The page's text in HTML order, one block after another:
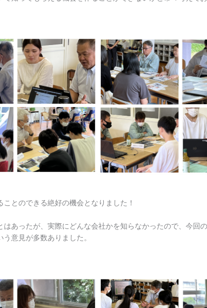
とのできる絶好の機会となりました！
あったが、実際にどんな会社かを知らなかったので、今回
意見が多数ありました。